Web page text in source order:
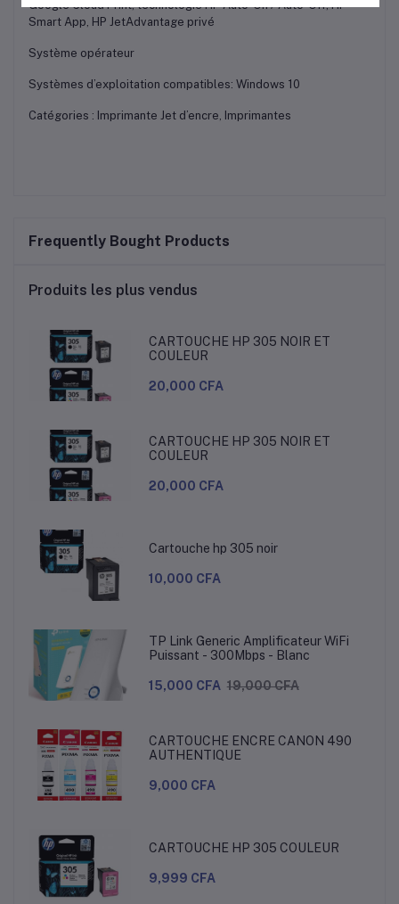
Google Cloud Print, technologie HP Auto-On / Auto-Off, HP
Smart App, HP JetAdvantage privé
Système opérateur
Systèmes d’exploitation compatibles: Windows 10
Catégories : Imprimante Jet d’encre, Imprimantes
Frequently Bought Products
Produits les plus vendus
CARTOUCHE HP 305 NOIR ET
COULEUR
20,000 CFA
CARTOUCHE HP 305 NOIR ET
COULEUR
20,000 CFA
Cartouche hp 305 noir
10,000 CFA
TP Link Generic Amplificateur WiFi
Puissant - 300Mbps - Blanc
15,000 CFA 19,000 CFA
CARTOUCHE ENCRE CANON 490
AUTHENTIQUE
9,000 CFA
CARTOUCHE HP 305 COULEUR
9,999 CFA